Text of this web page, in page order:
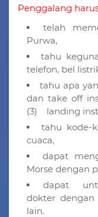
Penggalang
telah
Purwa,
tahu
telefon, bel
tahu apa
dan take off
(3) landing
tahu kode-
cuaca,
dapat
Morse dengan
dapat
dokter
lain.